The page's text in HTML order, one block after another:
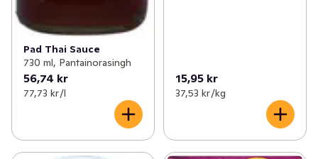
Pad Thai Sauce
730 ml, Pantainorasingh
56,74 kr
77,73 kr /l
15,95 kr
37,53 kr /kg